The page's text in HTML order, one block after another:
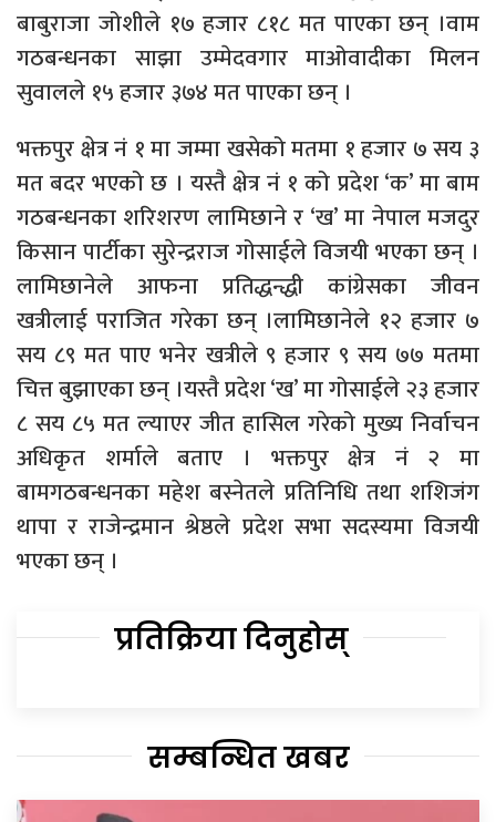
बाबुराजा जोशीले १७ हजार ८१८ मत पाएका छन् ।वाम
गठबन्धनका साझा उम्मेदवगार माओवादीका मिलन
सुवालले १५ हजार ३७४ मत पाएका छन् ।
भक्तपुर क्षेत्र नं १ मा जम्मा खसेको मतमा १ हजार ७ सय ३
मत बदर भएको छ । यस्तै क्षेत्र नं १ को प्रदेश ‘क’ मा बाम
गठबन्धनका शरिशरण लामिछाने र ‘ख’ मा नेपाल मजदुर
किसान पार्टीका सुरेन्द्रराज गोसाईले विजयी भएका छन् ।
लामिछानेले आफना प्रतिद्धन्द्धी कांग्रेसका जीवन
खत्रीलाई पराजित गरेका छन् ।लामिछानेले १२ हजार ७
सय ८९ मत पाए भनेर खत्रीले ९ हजार ९ सय ७७ मतमा
चित्त बुझाएका छन् ।यस्तै प्रदेश ‘ख’ मा गोसाईले २३ हजार
८ सय ८५ मत ल्याएर जीत हासिल गरेको मुख्य निर्वाचन
अधिकृत शर्माले बताए । भक्तपुर क्षेत्र नं २ मा
बामगठबन्धनका महेश बस्नेतले प्रतिनिधि तथा शशिजंग
थापा र राजेन्द्रमान श्रेष्ठले प्रदेश सभा सदस्यमा विजयी
भएका छन् ।
प्रतिक्रिया दिनुहोस्
सम्बन्धित खबर